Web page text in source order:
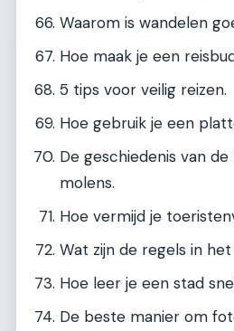
Waarom is wandelen
Hoe maak je een
5 tips voor veilig reizen.
Hoe gebruik je een
De geschiedenis van
molens.
Hoe vermijd je
Wat zijn de regels in
Hoe leer je een stad
De beste manier om